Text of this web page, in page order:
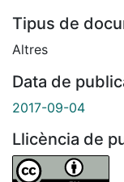
Tipus de
Altres
Data de
2017-09-04
Llicència de